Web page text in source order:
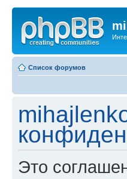
Список форумов
Это